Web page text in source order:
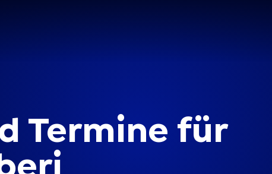
Termine für